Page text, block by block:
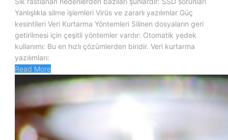
Yanlışlıkla silme işlemleri Virüs ve zararlı yazılımlar Güç
kesintileri Veri Kurtarma Yöntemleri Silinen dosyaların geri
getirilmesi için çeşitli yöntemler vardır: Otomatik yedek
kullanımı: Bu en hızlı çözümlerden biridir. Veri kurtarma
yazılımları:
Read More